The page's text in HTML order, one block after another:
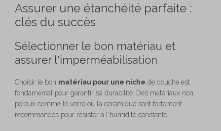
Assurer une étanchéité parfaite :
clés du succès
Sélectionner le bon matériau et
assurer l'imperméabilisation
Choisir le bon matériau pour une niche de douche est
fondamental pour garantir sa durabilité. Des matériaux non
poreux comme le verre ou la céramique sont fortement
recommandés pour résister à l'humidité constante.